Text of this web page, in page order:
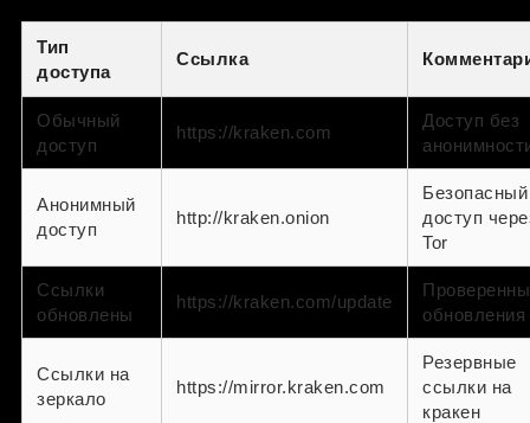
Тип
доступа
Ссылка
Обычный
доступ
https://kraken.com
Доступ без
Анонимный
доступ
http://kraken.onion
Безопасный
доступ
Tor
Ссылки
обновлены
https://kraken.com/update
обновления
Ссылки на
зеркало
https://mirror.kraken.com
Резервные
ссылки на
кракен